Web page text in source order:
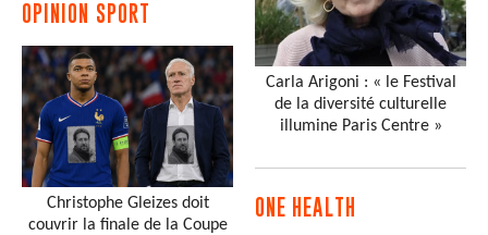
OPINION SPORT
Christophe Gleizes doit
couvrir la finale de la Coupe
Carla Arigoni : « le Festival
de la diversité culturelle
illumine Paris Centre »
ONE HEALTH